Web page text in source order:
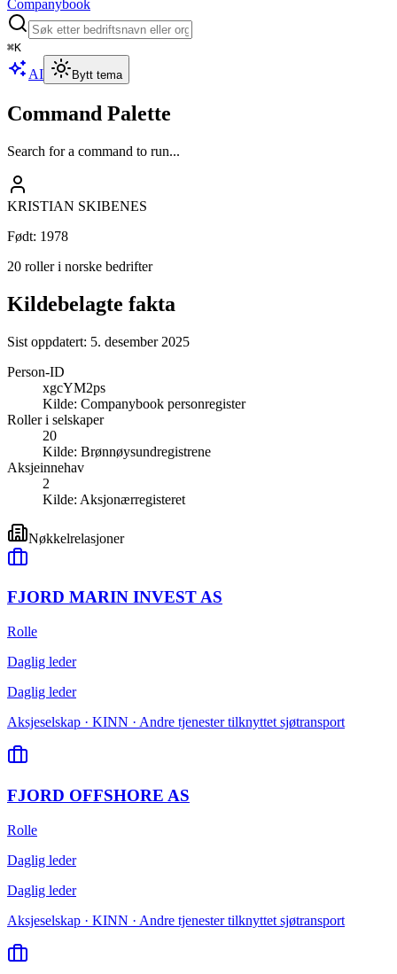
Companybook
⌘K
AI Bytt tema
Command Palette
Search for a command to run...
KRISTIAN SKIBENES
Født: 1978
20 roller i norske bedrifter
Kildebelagte fakta
Sist oppdatert: 5. desember 2025
Person-ID
xgcYM2ps
Kilde: Companybook personregister
Roller i selskaper
20
Kilde: Brønnøysundregistrene
Aksjeinnehav
2
Kilde: Aksjonærregisteret
Nøkkelrelasjoner
FJORD MARIN INVEST AS
Rolle
Daglig leder
Daglig leder
Aksjeselskap · KINN · Andre tjenester tilknyttet sjøtransport
FJORD OFFSHORE AS
Rolle
Daglig leder
Daglig leder
Aksjeselskap · KINN · Andre tjenester tilknyttet sjøtransport